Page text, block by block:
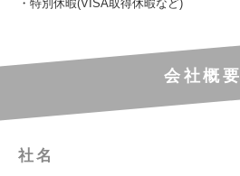
・特別休暇(VISA取得休暇など)
会社概要
社名